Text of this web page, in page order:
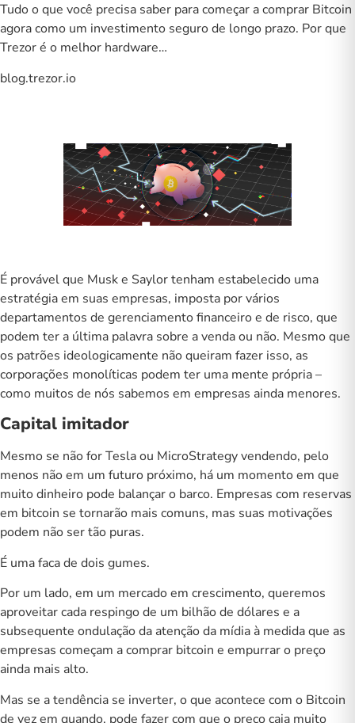
Tudo o que você precisa saber para começar a comprar Bitcoin
agora como um investimento seguro de longo prazo. Por que
Trezor é o melhor hardware…
blog.trezor.io
É provável que Musk e Saylor tenham estabelecido uma
estratégia em suas empresas, imposta por vários
departamentos de gerenciamento financeiro e de risco, que
podem ter a última palavra sobre a venda ou não. Mesmo que
os patrões ideologicamente não queiram fazer isso, as
corporações monolíticas podem ter uma mente própria –
como muitos de nós sabemos em empresas ainda menores.
Capital imitador
Mesmo se não for Tesla ou MicroStrategy vendendo, pelo
menos não em um futuro próximo, há um momento em que
muito dinheiro pode balançar o barco. Empresas com reservas
em bitcoin se tornarão mais comuns, mas suas motivações
podem não ser tão puras.
É uma faca de dois gumes.
Por um lado, em um mercado em crescimento, queremos
aproveitar cada respingo de um bilhão de dólares e a
subsequente ondulação da atenção da mídia à medida que as
empresas começam a comprar bitcoin e empurrar o preço
ainda mais alto.
Mas se a tendência se inverter, o que acontece com o Bitcoin
de vez em quando, pode fazer com que o preço caia muito